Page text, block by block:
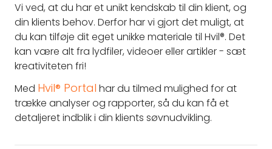
Vi ved, at du har et unikt kendskab til din klient, og
din klients behov. Derfor har vi gjort det muligt, at
du kan tilføje dit eget unikke materiale til Hvil®. Det
kan være alt fra lydfiler, videoer eller artikler - sæt
kreativiteten fri!
Med Hvil® Portal har du tilmed mulighed for at
trække analyser og rapporter, så du kan få et
detaljeret indblik i din klients søvnudvikling.